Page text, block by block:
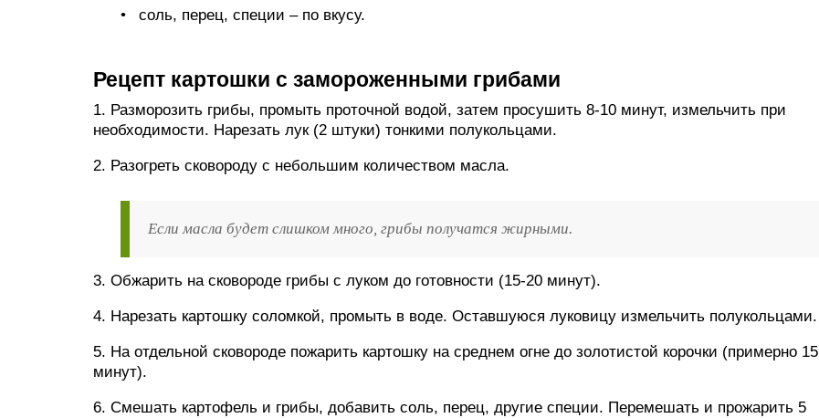
соль, перец, специи – по вкусу.
Рецепт картошки с замороженными грибами
1. Разморозить грибы, промыть проточной водой, затем просушить 8-10 минут, измельчить при
необходимости. Нарезать лук (2 штуки) тонкими полукольцами.
2. Разогреть сковороду с небольшим количеством масла.
Если масла будет слишком много, грибы получатся жирными.
3. Обжарить на сковороде грибы с луком до готовности (15-20 минут).
4. Нарезать картошку соломкой, промыть в воде. Оставшуюся луковицу измельчить полукольцами.
5. На отдельной сковороде пожарить картошку на среднем огне до золотистой корочки (примерно 15
минут).
6. Смешать картофель и грибы, добавить соль, перец, другие специи. Перемешать и прожарить 5